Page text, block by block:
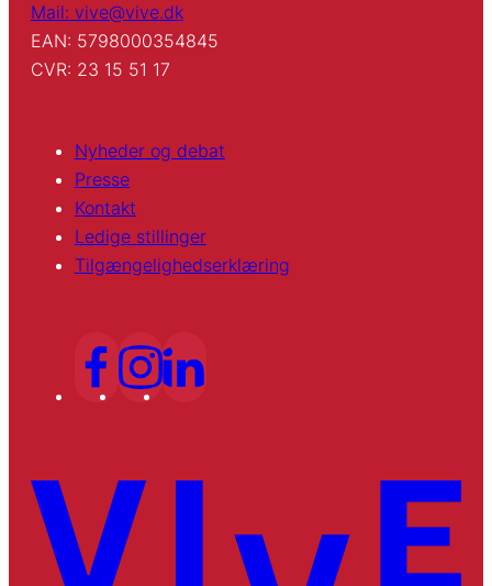
Mail: vive@vive.dk
EAN: 5798000354845
CVR: 23 15 51 17
Nyheder og debat
Presse
Kontakt
Ledige stillinger
Tilgængelighedserklæring